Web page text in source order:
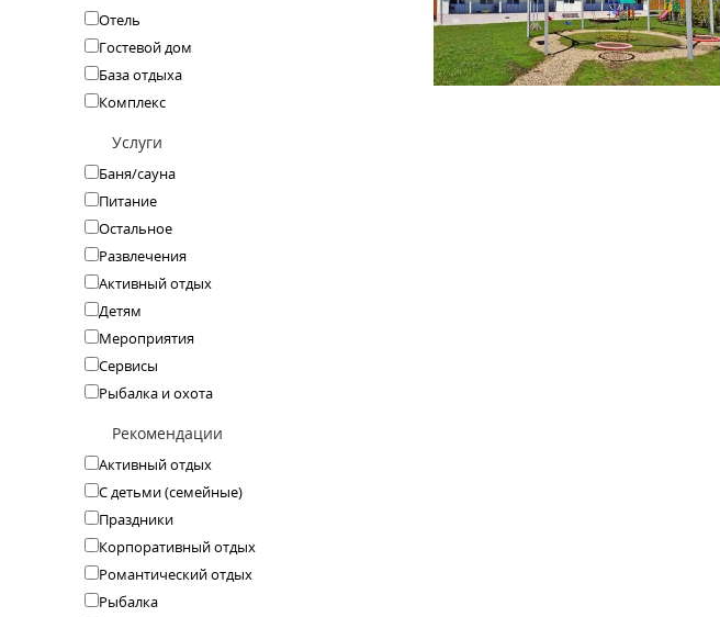
Отель
Гостевой дом
База отдыха
Комплекс
Услуги
Баня/сауна
Питание
Остальное
Развлечения
Активный отдых
Детям
Мероприятия
Сервисы
Рыбалка и охота
Рекомендации
Активный отдых
С детьми (семейные)
Праздники
Корпоративный отдых
Романтический отдых
Рыбалка